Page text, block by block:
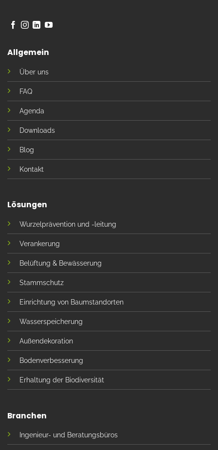
Allgemein
Über uns
FAQ
Agenda
Downloads
Blog
Kontakt
Lösungen
Wurzelprävention und -leitung
Verankerung
Belüftung & Bewässerung
Stammschutz
Einrichtung von Baumstandorten
Wasserspeicherung
Außendekoration
Bodenverbesserung
Erhaltung der Biodiversität
Branchen
Ingenieur- und Beratungsbüros